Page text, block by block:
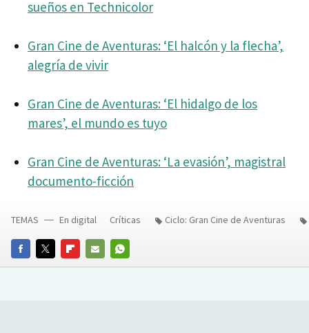
sueños en Technicolor
Gran Cine de Aventuras: ‘El halcón y la flecha’,
alegría de vivir
Gran Cine de Aventuras: ‘El hidalgo de los
mares’, el mundo es tuyo
Gran Cine de Aventuras: ‘La evasión’, magistral
documento-ficción
FACEBOOKTWITTERFLIPBOARD
E-
WHATSAPP
TEMAS En digital Críticas Ciclo: Gran Cine de Aventuras